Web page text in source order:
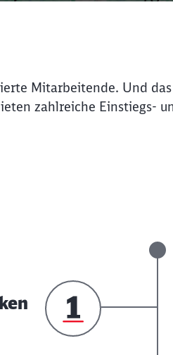
Mitarbeitende. Und
zahlreiche Einstiegs-